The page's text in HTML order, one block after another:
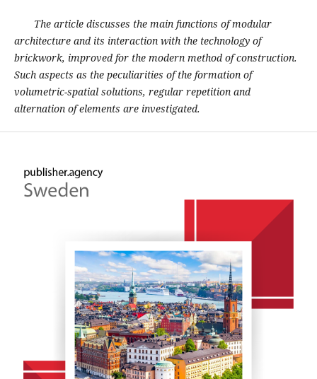
The article discusses the main functions of modular
architecture and its interaction with the technology of
brickwork, improved for the modern method of construction.
Such aspects as the peculiarities of the formation of
volumetric-spatial solutions, regular repetition and
alternation of elements are investigated.